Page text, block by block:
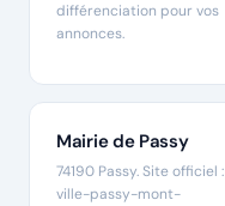
différenciation pour vos
annonces.
Mairie de Passy
74190 Passy. Site officiel :
ville-passy-mont-